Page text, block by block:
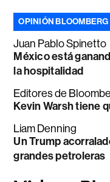
OPINIÓN BLOOMBERG
Juan Pablo Spinetto
México está
la hospitalidad
Editores de
Kevin Warsh tiene
Liam Denning
Un Trump
grandes petroleras